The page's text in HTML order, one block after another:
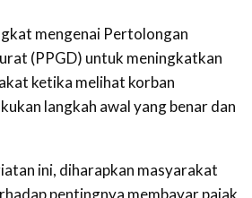
mengenai Pertolongan
(PPGD) untuk meningkatkan
ketika melihat korban
langkah awal yang benar dan
ini, diharapkan masyarakat
pentingnya membayar pajak